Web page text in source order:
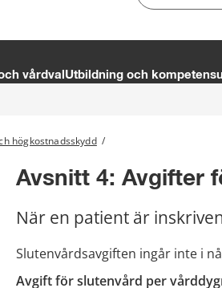
vårdval Utbildning och
högkostnadsskydd /
Avsnitt 4: Avgifter
När en patient är
Slutenvårdsavgiften ingår inte i
Avgift för slutenvård per